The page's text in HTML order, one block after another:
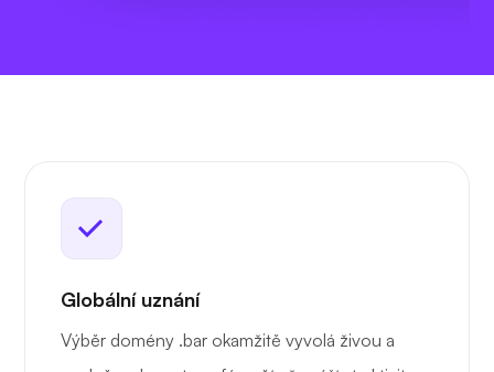
Globální uznání
Výběr domény .bar okamžitě vyvolá živou a